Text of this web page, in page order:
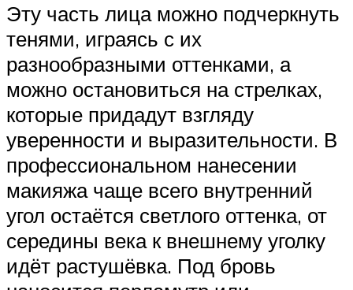
Эту часть лица можно подчеркнуть
тенями, играясь с их
разнообразными оттенками, а
можно остановиться на стрелках,
которые придадут взгляду
уверенности и выразительности. В
профессиональном нанесении
макияжа чаще всего внутренний
угол остаётся светлого оттенка, от
середины века к внешнему уголку
идёт растушёвка. Под бровь